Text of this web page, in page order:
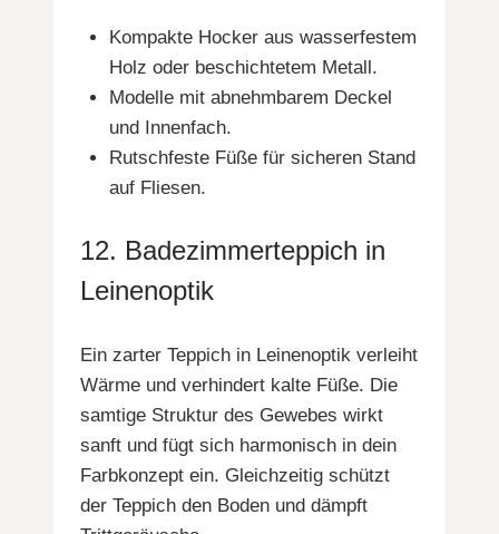
Kompakte Hocker aus wasserfestem
Holz oder beschichtetem Metall.
Modelle mit abnehmbarem Deckel
und Innenfach.
Rutschfeste Füße für sicheren Stand
auf Fliesen.
12. Badezimmerteppich in
Leinenoptik
Ein zarter Teppich in Leinenoptik verleiht
Wärme und verhindert kalte Füße. Die
samtige Struktur des Gewebes wirkt
sanft und fügt sich harmonisch in dein
Farbkonzept ein. Gleichzeitig schützt
der Teppich den Boden und dämpft